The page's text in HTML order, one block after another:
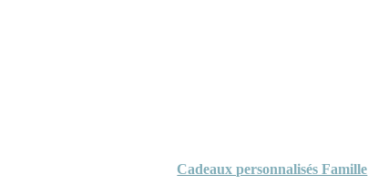
Cadeaux personnalisés Famille